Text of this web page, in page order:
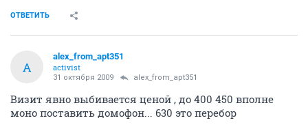
ОТВЕТИТЬ
A
alex_from_apt351
activist
31 октября 2009 alex_from_apt351
Визит явно выбивается ценой , до 400 450 вполне
моно поставить домофон... 630 это перебор